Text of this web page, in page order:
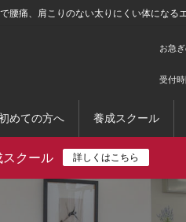
痛、肩こりのない太りにくい体になる
お急
受付
めての方へ 養成スクール
スクール 詳しくはこちら